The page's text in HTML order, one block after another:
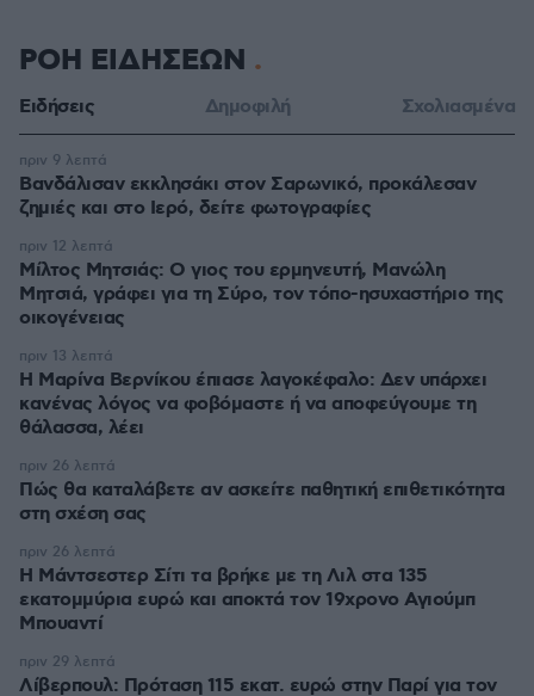
ΡΟΗ ΕΙΔΗΣΕΩΝ
Ειδήσεις Δημοφιλή Σχολιασμένα
Βανδάλισαν εκκλησάκι στον Σαρωνικό, προκάλεσαν
ζημιές και στο Ιερό, δείτε φωτογραφίες
πριν 9 λεπτά
Μίλτος Μητσιάς: Ο γιος του ερμηνευτή, Μανώλη
Μητσιά, γράφει για τη Σύρο, τον τόπο-ησυχαστήριο της
οικογένειας
πριν 12 λεπτά
Η Μαρίνα Βερνίκου έπιασε λαγοκέφαλο: Δεν υπάρχει
κανένας λόγος να φοβόμαστε ή να αποφεύγουμε τη
θάλασσα, λέει
πριν 13 λεπτά
Πώς θα καταλάβετε αν ασκείτε παθητική επιθετικότητα
στη σχέση σας
πριν 26 λεπτά
Η Μάντσεστερ Σίτι τα βρήκε με τη Λιλ στα 135
εκατομμύρια ευρώ και αποκτά τον 19χρονο Αγιούμπ
Μπουαντί
πριν 26 λεπτά
Λίβερπουλ: Πρόταση 115 εκατ. ευρώ στην Παρί για τον
πριν 29 λεπτά